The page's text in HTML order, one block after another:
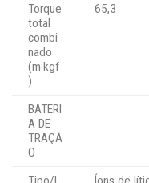
Torque
total
combi
nado
(m·kgf
)
65,3
BATERI
A DE
TRAÇÃ
O